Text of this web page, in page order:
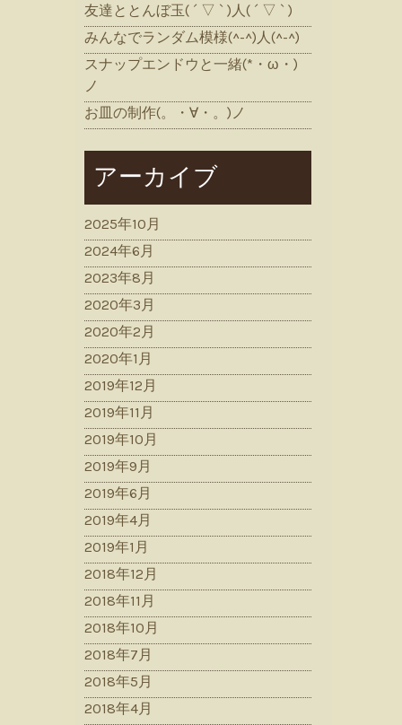
友達ととんぼ玉( ´ ▽ ` )人( ´ ▽ ` )
みんなでランダム模様(^-^)人(^-^)
スナップエンドウと一緒(*・ω・)
ノ
お皿の制作(。・∀・。)ノ
アーカイブ
2025年10月
2024年6月
2023年8月
2020年3月
2020年2月
2020年1月
2019年12月
2019年11月
2019年10月
2019年9月
2019年6月
2019年4月
2019年1月
2018年12月
2018年11月
2018年10月
2018年7月
2018年5月
2018年4月